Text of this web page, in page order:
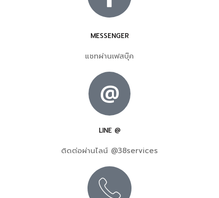
MESSENGER
แชทผ่านเฟสบุ๊ค
@
LINE @
ติดต่อผ่านไลน์ @38services